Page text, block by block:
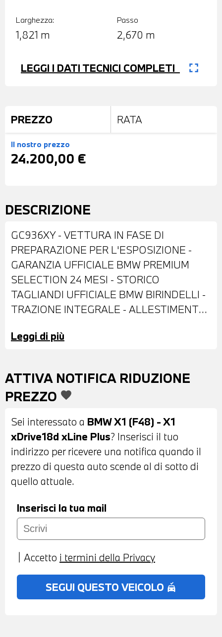
Larghezza:
1,821 m
Passo
2,670 m
LEGGI I DATI TECNICI COMPLETI fullscreen
PREZZO RATA
Il nostro prezzo
24.200,00 €
DESCRIZIONE
GC936XY - VETTURA IN FASE DI
PREPARAZIONE PER L'ESPOSIZIONE -
GARANZIA UFFICIALE BMW PREMIUM
SELECTION 24 MESI - STORICO
TAGLIANDI UFFICIALE BMW BIRINDELLI -
TRAZIONE INTEGRALE - ALLESTIMENTO
PASTELLO NERO - CERCHI IN LEGA DA
ANTIABBAGLIANTI - SENSORI DI
PARCHEGGIO ANTERIORI E POSTERIORI
FENDINEBBIA A LED - PORTELLONE
POSTERIORE AUTOMATICO - BARRE
PORTATUTTO SUL TETTO - INTERNI IN
PELLE MISTO STOFFA NERA - VOLANTE
IN PELLE A TRE RAZZE CON COMANDI
MULTIFUNZIONE - CRUISE CONTROL -
CAMBIO AUTOMATICO - CLIMATIZZATORE
AUTOMATICO BIZONA - BRACCIOLO
BLUETOOTH - NAVIGATORE - RADIO
DIGITALE DAB - PREDISPOSIZIONE
APPLE CARPLAY - CHIAMATA DI
Leggi di più
ATTIVA NOTIFICA RIDUZIONE
PREZZO favorite
Sei interessato a BMW X1 (F48) - X1
xDrive18d xLine Plus? Inserisci il tuo
indirizzo per ricevere una notifica quando il
prezzo di questa auto scende al di sotto di
quello attuale.
Inserisci la tua mail
Accetto i termini della Privacy
SEGUI QUESTO VEICOLO no_crash